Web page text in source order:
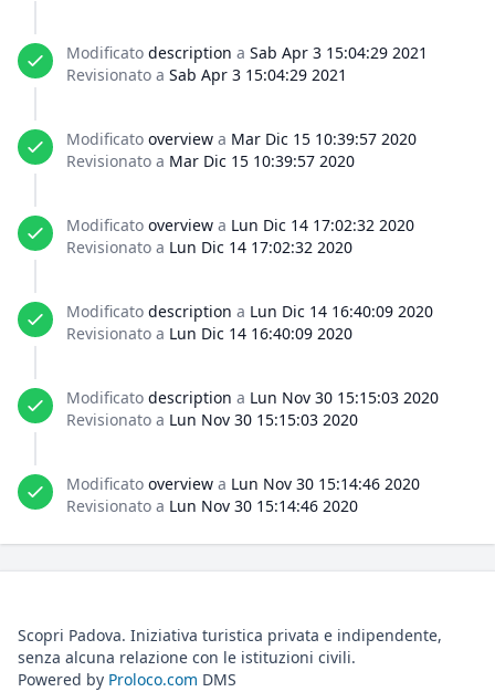
Modificato description a Sab Apr 3 15:04:29 2021
Revisionato a Sab Apr 3 15:04:29 2021
Modificato overview a Mar Dic 15 10:39:57 2020
Revisionato a Mar Dic 15 10:39:57 2020
Modificato overview a Lun Dic 14 17:02:32 2020
Revisionato a Lun Dic 14 17:02:32 2020
Modificato description a Lun Dic 14 16:40:09 2020
Revisionato a Lun Dic 14 16:40:09 2020
Modificato description a Lun Nov 30 15:15:03 2020
Revisionato a Lun Nov 30 15:15:03 2020
Modificato overview a Lun Nov 30 15:14:46 2020
Revisionato a Lun Nov 30 15:14:46 2020
Scopri Padova. Iniziativa turistica privata e indipendente,
senza alcuna relazione con le istituzioni civili.
Powered by Proloco.com DMS